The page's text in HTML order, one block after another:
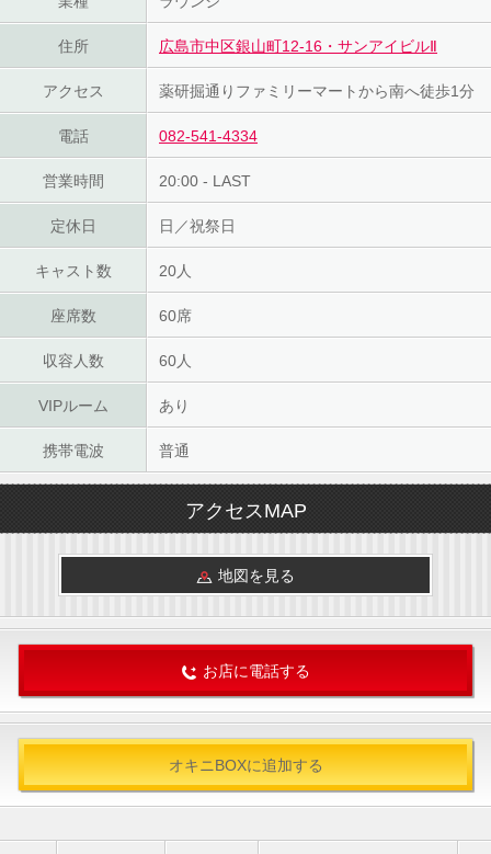
住所 広島市中区銀山町12-16・サンアイビルⅡ
アクセス 薬研掘通りファミリーマートから南へ徒歩1分
電話 082-541-4334
営業時間 20:00 - LAST
定休日 日／祝祭日
キャスト数 20人
座席数 60席
収容人数 60人
VIPルーム あり
携帯電波 普通
アクセスMAP
地図を見る
お店に電話する
オキニBOXに追加する